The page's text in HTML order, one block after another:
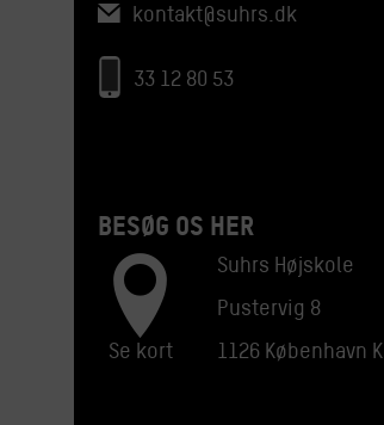
kontakt@suhrs.dk
33 12 80 53
BESØG OS HER
Suhrs Højskole
Pustervig 8
1126 København K
Se kort